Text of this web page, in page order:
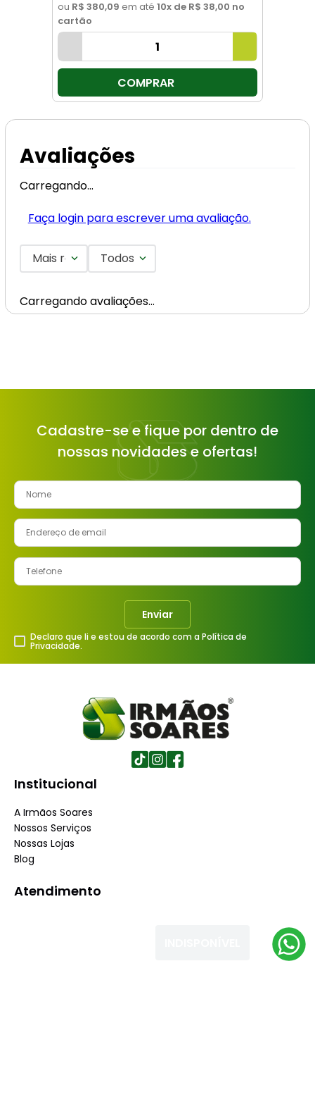
ou R$ 380,09 em até 10x de R$ 38,00 no
cartão
COMPRAR
Avaliações
Carregando…
Faça login para escrever uma avaliação.
Mais recentesTodos
Carregando avaliações…
Cadastre-se e fique por dentro de
nossas novidades e ofertas!
Enviar
Declaro que li e estou de acordo com a Política de
Privacidade.
Institucional
A Irmãos Soares
Nossos Serviços
Nossas Lojas
Blog
Atendimento